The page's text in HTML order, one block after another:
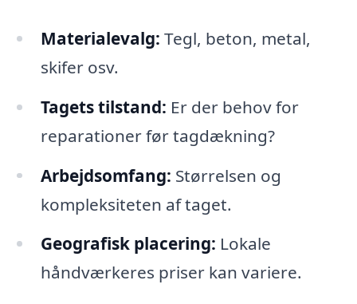
Materialevalg: Tegl, beton, metal,
skifer osv.
Tagets tilstand: Er der behov for
reparationer før tagdækning?
Arbejdsomfang: Størrelsen og
kompleksiteten af taget.
Geografisk placering: Lokale
håndværkeres priser kan variere.